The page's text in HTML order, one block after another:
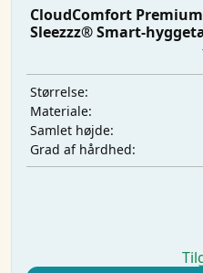
CloudComfort
Sleezzz® Smart-
Størrelse:
Materiale:
Samlet højde:
Grad af hårdhed: